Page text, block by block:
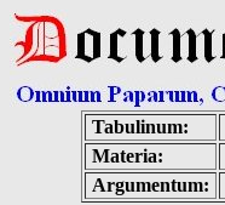
Tabulinum:
Materia:
Argumentum: